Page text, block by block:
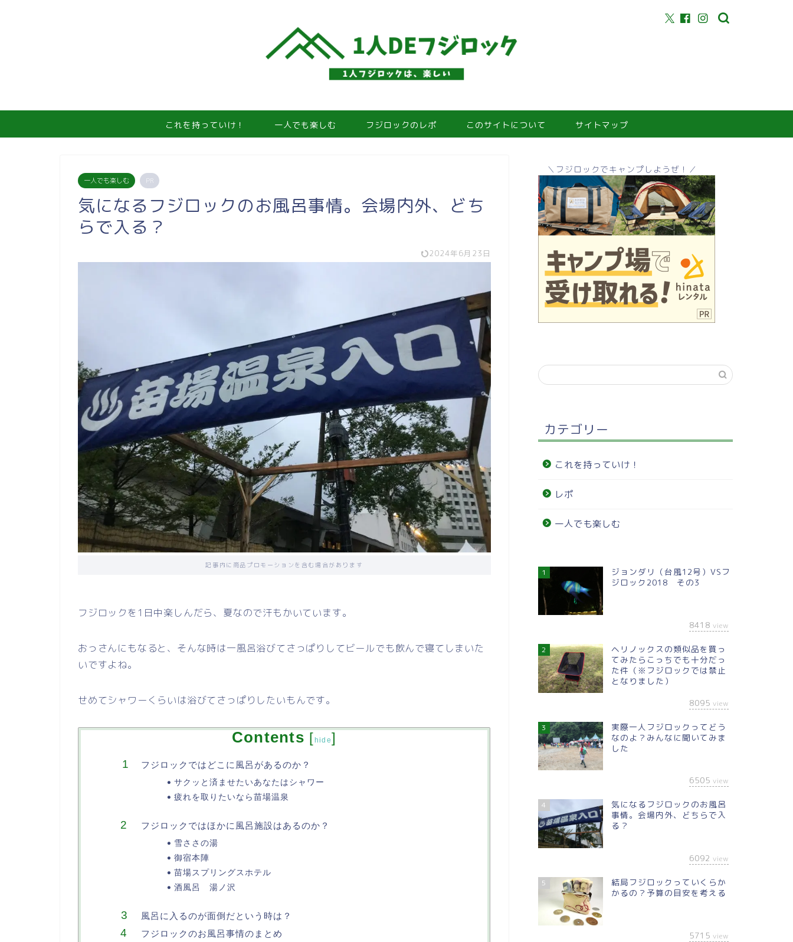
これを持っていけ！ 一人でも楽しむ フジロックのレポ このサイトについて サイトマップ
一人でも楽しむ PR
気になるフジロックのお風呂事情。会場内外、どち
らで入る？
2024年6月23日
記事内に商品プロモーションを含む場合があります
フジロックを1日中楽しんだら、夏なので汗もかいています。
おっさんにもなると、そんな時は一風呂浴びてさっぱりしてビールでも飲んで寝てしまいた
いですよね。
せめてシャワーくらいは浴びてさっぱりしたいもんです。
Contents [ hide]
フジロックではどこに風呂があるのか？
サクッと済ませたいあなたはシャワー
疲れを取りたいなら苗場温泉
フジロックではほかに風呂施設はあるのか？
雪ささの湯
御宿本陣
苗場スプリングスホテル
酒風呂 湯ノ沢
風呂に入るのが面倒だという時は？
フジロックのお風呂事情のまとめ
＼フジロックでキャンプしようぜ！／
カテゴリー
これを持っていけ！
レポ
一人でも楽しむ
1
ジョンダリ（台風12号）VSフ
ジロック2018 その3
8418 view
2
ヘリノックスの類似品を買っ
てみたらこっちでも十分だっ
た件（※フジロックでは禁止
となりました）
8095 view
3
実際一人フジロックってどう
なのよ？みんなに聞いてみま
した
6505 view
4
気になるフジロックのお風呂
事情。会場内外、どちらで入
る？
6092 view
5
結局フジロックっていくらか
かるの？予算の目安を考える
5715 view